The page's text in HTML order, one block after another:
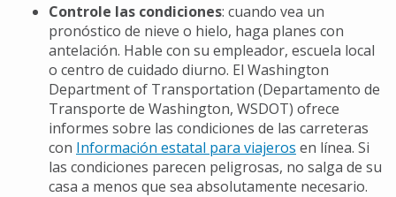
Controle las condiciones: cuando vea un
pronóstico de nieve o hielo, haga planes con
antelación. Hable con su empleador, escuela local
o centro de cuidado diurno. El Washington
Department of Transportation (Departamento de
Transporte de Washington, WSDOT) ofrece
informes sobre las condiciones de las carreteras
con Información estatal para viajeros en línea. Si
las condiciones parecen peligrosas, no salga de su
casa a menos que sea absolutamente necesario.